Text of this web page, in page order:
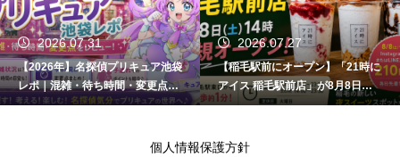
2026.07.31
【2026年】名探偵プリキュア池袋
レポ｜混雑・待ち時間・変更点ま
とめ
2026.07.27
【稲毛駅前にオープン】「21時に
アイス 稲毛駅前店」が8月8日開
店！場所・営業時間・キャンペー
個人情報保護方針